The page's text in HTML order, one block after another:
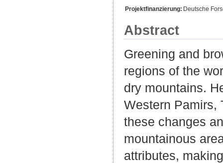
Projektfinanzierung: Deutsche
Abstract
Greening and
regions of the
dry mountains.
Western Pamirs,
these changes
mountainous
attributes,